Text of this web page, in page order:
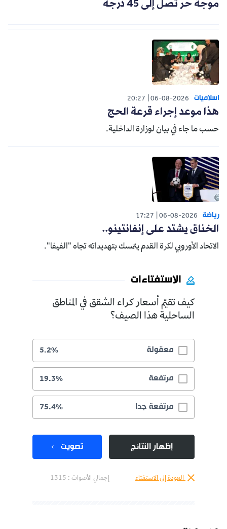
موجة حر تصل إلى 45 درجة
اسلاميات 06-08-2026
20:27
هذا موعد إجراء قرعة الحج
حسب ما جاء في بيان لوزارة الداخلية.
رياضة 06-08-2026
17:27
الخناق يشتد على إنفانتينو..
الاتحاد الأوروبي لكرة القدم يتمسك بتهديداته تجاه "الفيفا".
الاستفتاءات
كيف تقيّم أسعار كراء الشقق في المناطق
الساحلية هذا الصيف؟
معقولة 5.2%
مرتفعة 19.3%
مرتفعة جدا 75.4%
إظهار النتائج تصويت
العودة إلى الاستفتاء إجمالي الأصوات : 1315